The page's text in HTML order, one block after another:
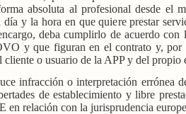
absoluta al profesional desde el
día y la hora en que quiere prestar
deba cumplirlo de acuerdo con
y que figuran en el contrato y, por
cliente o usuario de la APP y del propio
infracción o interpretación errónea
de establecimiento y libre
en relación con la jurisprudencia